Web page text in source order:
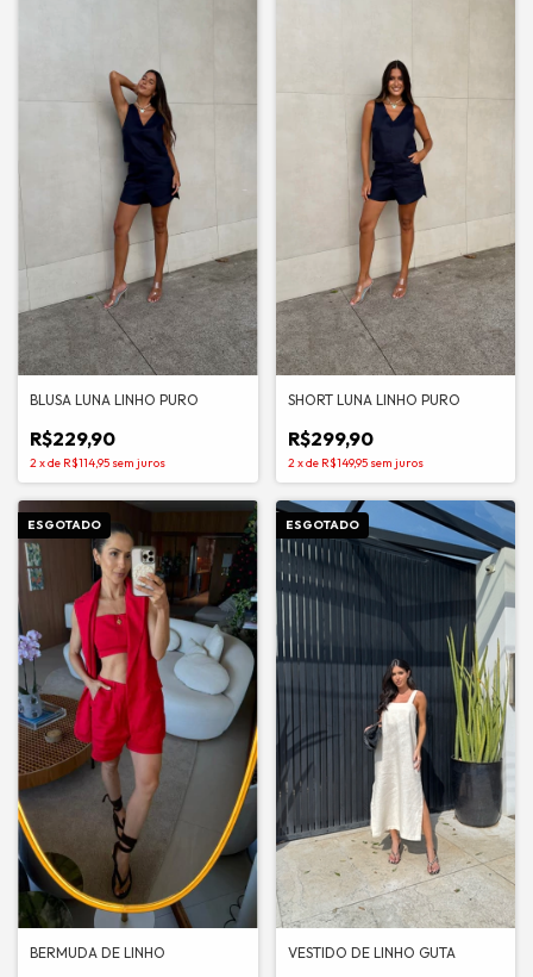
BLUSA LUNA LINHO PURO
R$229,90
2xde R$114,95 sem juros
SHORT LUNA LINHO PURO
R$299,90
2xde R$149,95 sem juros
ESGOTADO
BERMUDA DE LINHO
ESGOTADO
VESTIDO DE LINHO GUTA